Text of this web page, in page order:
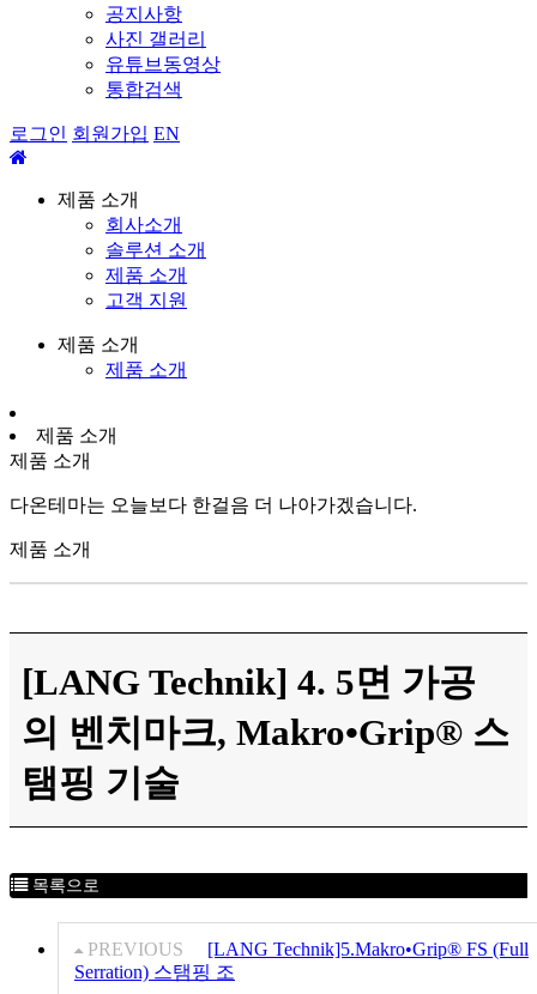
공지사항
사진 갤러리
유튜브동영상
통합검색
로그인 회원가입 EN
제품 소개
회사소개
솔루션 소개
제품 소개
고객 지원
제품 소개
제품 소개
제품 소개
제품 소개
다온테마는 오늘보다 한걸음 더 나아가겠습니다.
제품 소개
[LANG Technik] 4. 5면 가공
의 벤치마크, Makro•Grip® 스
탬핑 기술
목록으로
PREVIOUS
[LANG Technik]5.Makro•Grip® FS (Full
Serration) 스탬핑 조